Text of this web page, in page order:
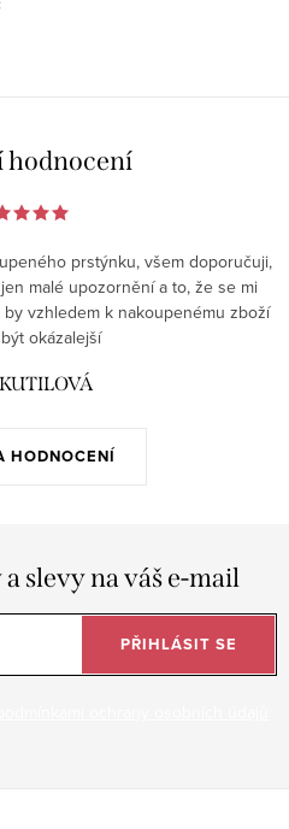
hodnocení
HODNOCENÍ
prstýnku, všem doporučuji,
malé upozornění a to, že se mi
vzhledem k nakoupenému zboží
okázalejší
slevy na váš e-mail
PŘIHLÁSIT SE